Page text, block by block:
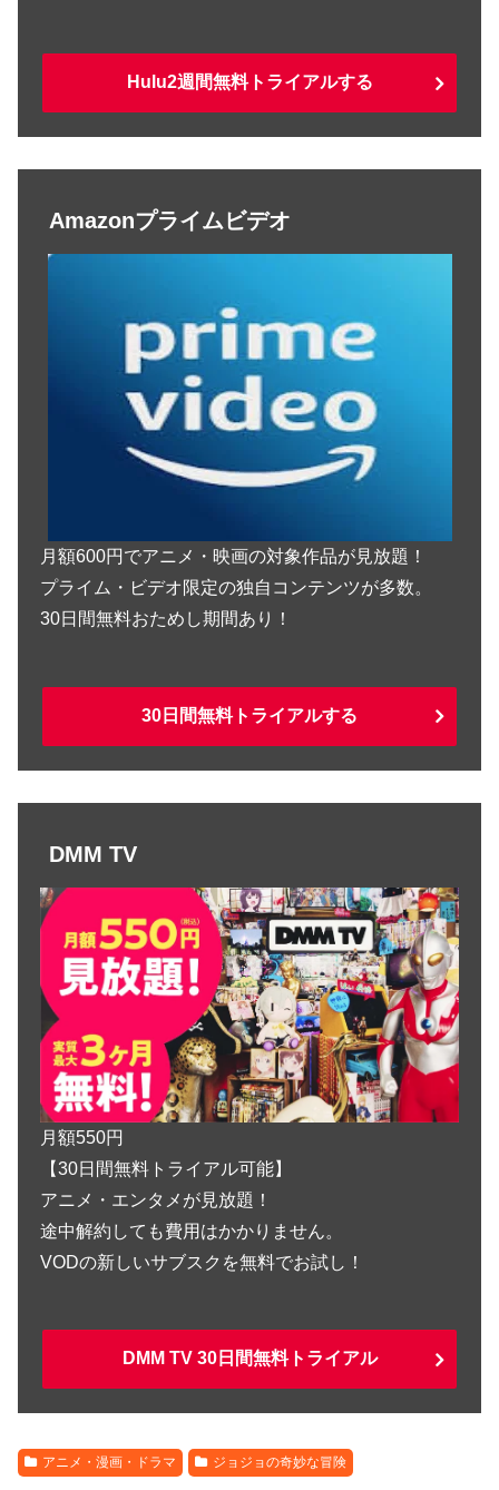
Hulu2週間無料トライアルする
Amazonプライムビデオ
月額600円でアニメ・映画の対象作品が見放題！
プライム・ビデオ限定の独自コンテンツが多数。
30日間無料おためし期間あり！
30日間無料トライアルする
DMM TV
月額550円
【30日間無料トライアル可能】
アニメ・エンタメが見放題！
途中解約しても費用はかかりません。
VODの新しいサブスクを無料でお試し！
DMM TV 30日間無料トライアル
アニメ・漫画・ドラマ ジョジョの奇妙な冒険